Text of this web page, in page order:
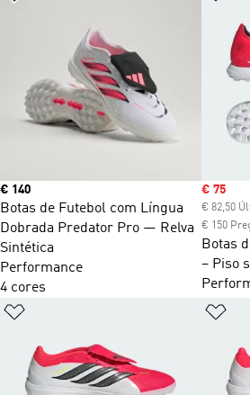
Price
€ 140
Botas de Futebol com Língua
Dobrada Predator Pro — Relva
Sintética
Performance
4 cores
Sale
€ 75
€ 82,50
€ 150
Botas
– Piso
Adicionar à Lista de Desejos